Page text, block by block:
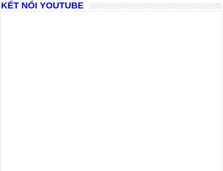
KẾT NỐI YOUTUBE